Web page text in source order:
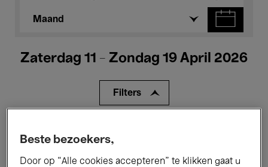
Maand
Zaterdag 11 - Zondag 19 April 2026
Filters
Tentoonstellingen Films
Beste bezoekers,
Door op “Alle cookies accepteren” te klikken gaat u